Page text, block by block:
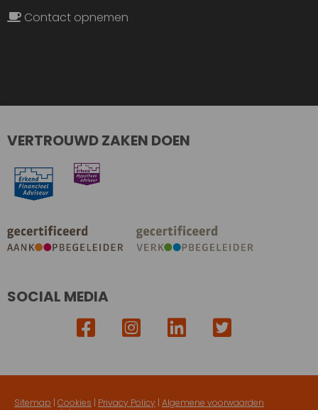
Contact opnemen
VERTROUWD ZAKEN DOEN
SOCIAL MEDIA
Sitemap | Cookies | Privacy Policy | Algemene voorwaarden